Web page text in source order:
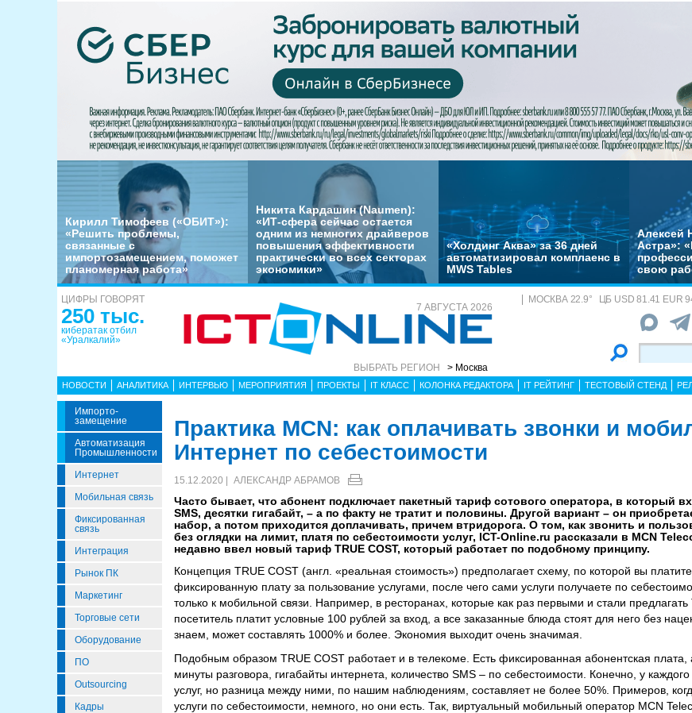
Кирилл Тимофеев («ОБИТ»):
«Решить проблемы,
связанные с
импортозамещением, поможет
планомерная работа»
Никита Кардашин (Naumen):
«ИТ-сфера сейчас остается
одним из немногих драйверов
повышения эффективности
практически во всех секторах
экономики»
«Холдинг Аква» за 36 дней
автоматизировал комплаенс в
MWS Tables
Алексей
Астра»:
свою
ЦИФРЫ ГОВОРЯТ
250 тыс.
кибератак отбил
«Уралкалий»
7 АВГУСТА 2026
ВЫБРАТЬ РЕГИОН > Москва
МОСКВА 22.9° ЦБ USD 81.41 EUR
НОВОСТИ АНАЛИТИКА ИНТЕРВЬЮ МЕРОПРИЯТИЯ ПРОЕКТЫ IT КЛАСС КОЛОНКА РЕДАКТОРА IT РЕЙТИНГ ТЕСТОВЫЙ СТЕНД
Импорто­
Замещение
Автоматизация
Промышленности
Интернет
Мобильная связь
Фиксированная
связь
Интеграция
Рынок ПК
Маркетинг
Торговые сети
Оборудование
ПО
Outsourcing
Кадры
Практика MCN: как оплачивать звонки и
Интернет по себестоимости
15.12.2020 | АЛЕКСАНДР АБРАМОВ
Часто бывает, что абонент подключает пакетный тариф сотового оператора, в который
SMS, десятки гигабайт, – а по факту не тратит и половины. Другой вариант – он
набор, а потом приходится доплачивать, причем втридорога. О том, как звонить и
без оглядки на лимит, платя по себестоимости услуг, ICT-Online.ru рассказали в MCN
недавно ввел новый тариф TRUE COST, который работает по подобному принципу.
Концепция TRUE COST (англ. «реальная стоимость») предполагает схему, по которой вы
фиксированную плату за пользование услугами, после чего сами услуги получаете по
только к мобильной связи. Например, в ресторанах, которые как раз первыми и стали предлагать
посетитель платит условные 100 рублей за вход, а все заказанные блюда стоят для него без
знаем, может составлять 1000% и более. Экономия выходит очень значимая.
Подобным образом TRUE COST работает и в телекоме. Есть фиксированная абонентская плата,
минуты разговора, гигабайты интернета, количество SMS – по себестоимости. Конечно, у
услуг, но разница между ними, по нашим наблюдениям, составляет не более 50%. Примеров,
услуги по себестоимости, немного, но они есть. Так, виртуальный мобильный оператор MCN